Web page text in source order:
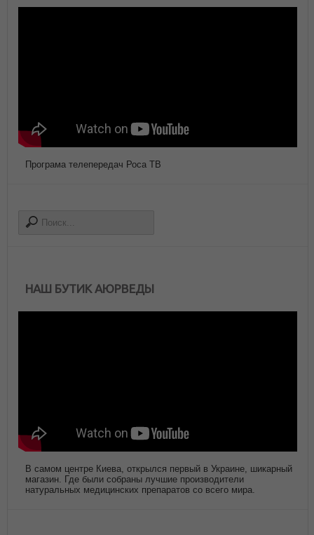
Програма телепередач Роса ТВ
НАШ БУТИК АЮРВЕДЫ
В самом центре Киева, открылся первый в Украине, шикарный
магазин. Где были собраны лучшие производители
натуральных медицинских препаратов со всего мира.